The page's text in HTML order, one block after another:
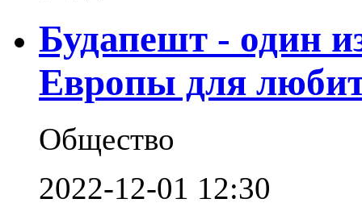
Будапешт - один
Европы для
Общество
2022-12-01 12:30